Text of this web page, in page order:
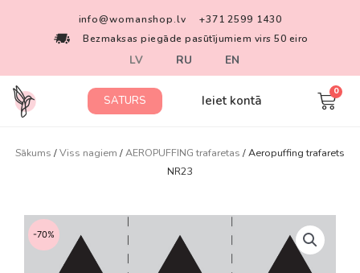
info@womanshop.lv
+371 2599 1430
Bezmaksas piegāde pasūtījumiem virs 50 eiro
LV RU EN
SATURS Ieiet kontā
Sākums /Viss nagiem /AEROPUFFING trafaretas / Aeropuffing trafarets
NR23
-70%